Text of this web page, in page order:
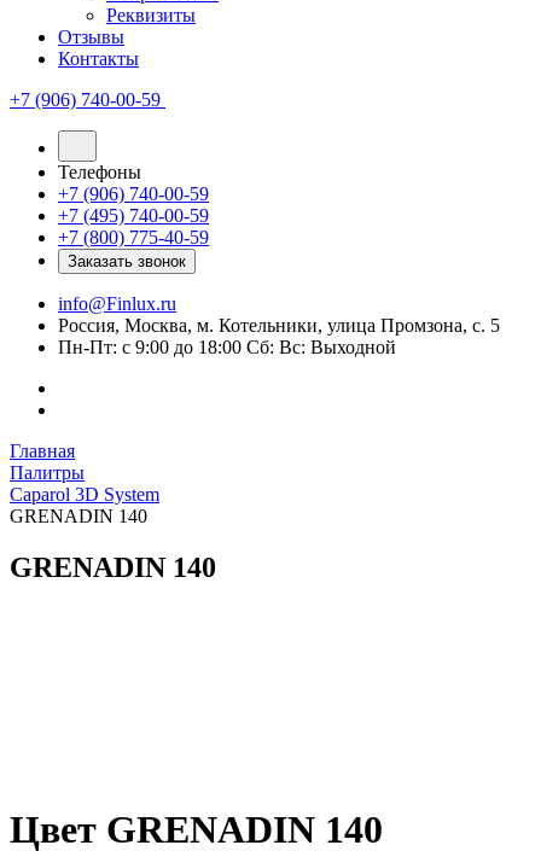
Реквизиты
Отзывы
Контакты
+7 (906) 740-00-59
Телефоны
+7 (906) 740-00-59
+7 (495) 740-00-59
+7 (800) 775-40-59
Заказать звонок
info@Finlux.ru
Россия, Москва, м. Котельники, улица Промзона, с. 5
Пн-Пт: с 9:00 до 18:00 Сб: Вс: Выходной
Главная
Палитры
Caparol 3D System
GRENADIN 140
GRENADIN 140
Цвет GRENADIN 140